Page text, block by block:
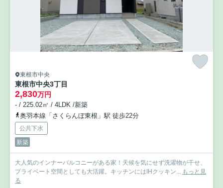
東根市中央
東根市中央3丁目
2,830万円
- / 225.02㎡ / 4LDK /新築
奥羽本線「さくらんぼ東根」駅 徒歩22分
公共下水
新築
大人気のインナーバルコニーがある家！天候を気にせず洗濯物が干せ、
プライベート空間としても大活躍。キッチンにはIHクッキン... もっと見
る